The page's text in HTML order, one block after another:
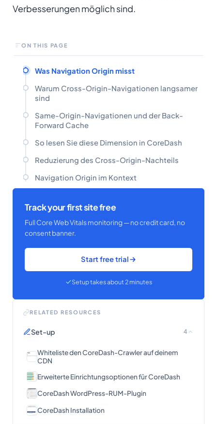
Verbesserungen möglich sind.
ON THIS PAGE
Was Navigation Origin misst
Warum Cross-Origin-Navigationen langsamer
sind
Same-Origin-Navigationen und der Back-
Forward Cache
So lesen Sie diese Dimension in CoreDash
Reduzierung des Cross-Origin-Nachteils
Navigation Origin im Kontext
Track your first site free
Full Core Web Vitals monitoring — no credit card, no
consent banner.
Start free trial
Setup takes about 2 minutes
RELATED RESOURCES
Set-up 4
Whiteliste den CoreDash-Crawler auf deinem
CDN
Erweiterte Einrichtungsoptionen für CoreDash
CoreDash WordPress-RUM-Plugin
CoreDash Installation